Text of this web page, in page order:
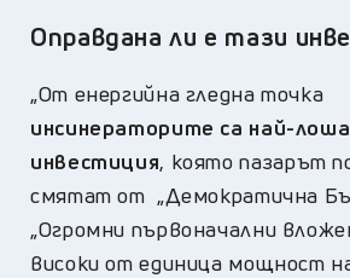
Оправдана ли е тази
„От енергийна гледна точка
инсинераторите са най-
инвестиция, която пазарът
смятат от „Демократична
„Огромни първоначални
високи от единица мощност